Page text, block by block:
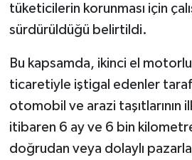
tüketicilerin korunması için
sürdürüldüğü belirtildi.
Bu kapsamda, ikinci el motorlu
ticaretiyle iştigal edenler
otomobil ve arazi taşıtlarının
itibaren 6 ay ve 6 bin
doğrudan veya dolaylı